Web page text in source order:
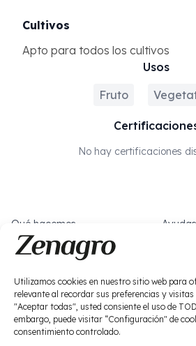
Utilizamos cookies en nuestro sitio web para
relevante al recordar sus preferencias y visitas
"Aceptar todas", usted consiente el uso de
embargo, puede visitar “Configuración" de
consentimiento controlado.
Cultivos
Apto para todos los cultivos
Usos
Fruto
No hay certificaciones
Qué hacemos
Sobre nosotros
Noticias Social
Bioestimulación
Macronutrición